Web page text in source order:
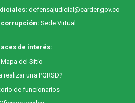
defensajudicial@carder.gov.co
Sede Virtual
de interés:
Mapa del Sitio
realizar una PQRSD?
de funcionarios